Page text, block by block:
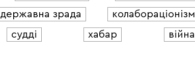
державна зрада
колабораціонізм
судді хабар війна